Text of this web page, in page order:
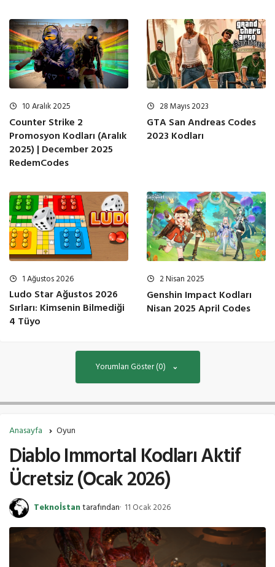
10 Aralık 2025
Counter Strike 2
Promosyon Kodları (Aralık
2025) | December 2025
RedemCodes
28 Mayıs 2023
GTA San Andreas Codes
2023 Kodları
1 Ağustos 2026
Ludo Star Ağustos 2026
Sırları: Kimsenin Bilmediği
4 Tüyo
2 Nisan 2025
Genshin Impact Kodları
Nisan 2025 April Codes
Yorumları Göster (0)
Anasayfa Oyun
Diablo Immortal Kodları Aktif
Ücretsiz (Ocak 2026)
Teknoİstantarafından 11 Ocak 2026